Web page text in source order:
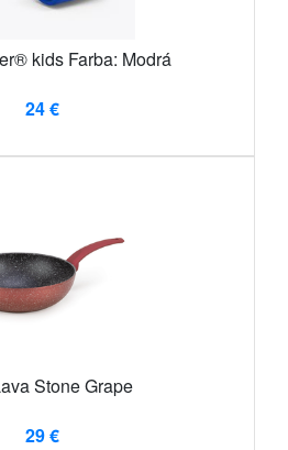
kids Farba: Modrá
24 €
Stone Grape
29 €